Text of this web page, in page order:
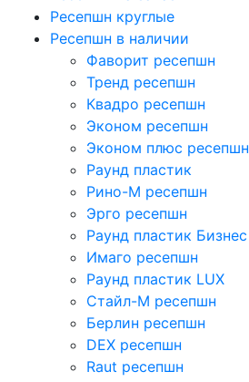
Ресепшн круглые
Ресепшн в наличии
Фаворит ресепшн
Тренд ресепшн
Квадро ресепшн
Эконом ресепшн
Эконом плюс ресепшн
Раунд пластик
Рино-М ресепшн
Эрго ресепшн
Раунд пластик Бизнес
Имаго ресепшн
Раунд пластик LUX
Стайл-М ресепшн
Берлин ресепшн
DEX ресепшн
Raut ресепшн